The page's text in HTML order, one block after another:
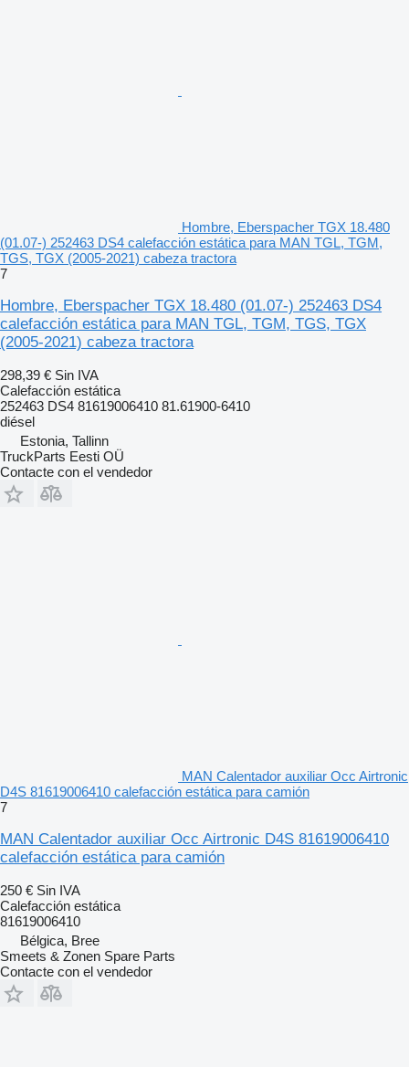
Hombre, Eberspacher TGX 18.480
(01.07-) 252463 DS4 calefacción estática para MAN TGL, TGM,
TGS, TGX (2005-2021) cabeza tractora
7
Hombre, Eberspacher TGX 18.480 (01.07-) 252463 DS4
calefacción estática para MAN TGL, TGM, TGS, TGX
(2005-2021) cabeza tractora
298,39 € Sin IVA
Calefacción estática
252463 DS4 81619006410 81.61900-6410
diésel
Estonia, Tallinn
TruckParts Eesti OÜ
Contacte con el vendedor
MAN Calentador auxiliar Occ Airtronic
D4S 81619006410 calefacción estática para camión
7
MAN Calentador auxiliar Occ Airtronic D4S 81619006410
calefacción estática para camión
250 € Sin IVA
Calefacción estática
81619006410
Bélgica, Bree
Smeets & Zonen Spare Parts
Contacte con el vendedor